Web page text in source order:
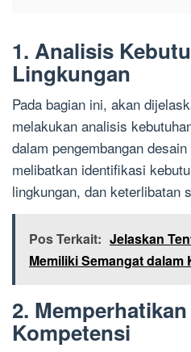
1. Analisis
Lingkungan
Pada bagian ini, akan
melakukan analisis
dalam pengembangan
melibatkan identifikasi
lingkungan, dan keterlibatan
Pos Terkait: Jelaskan
Memiliki Semangat dalam
2.
Kompetensi